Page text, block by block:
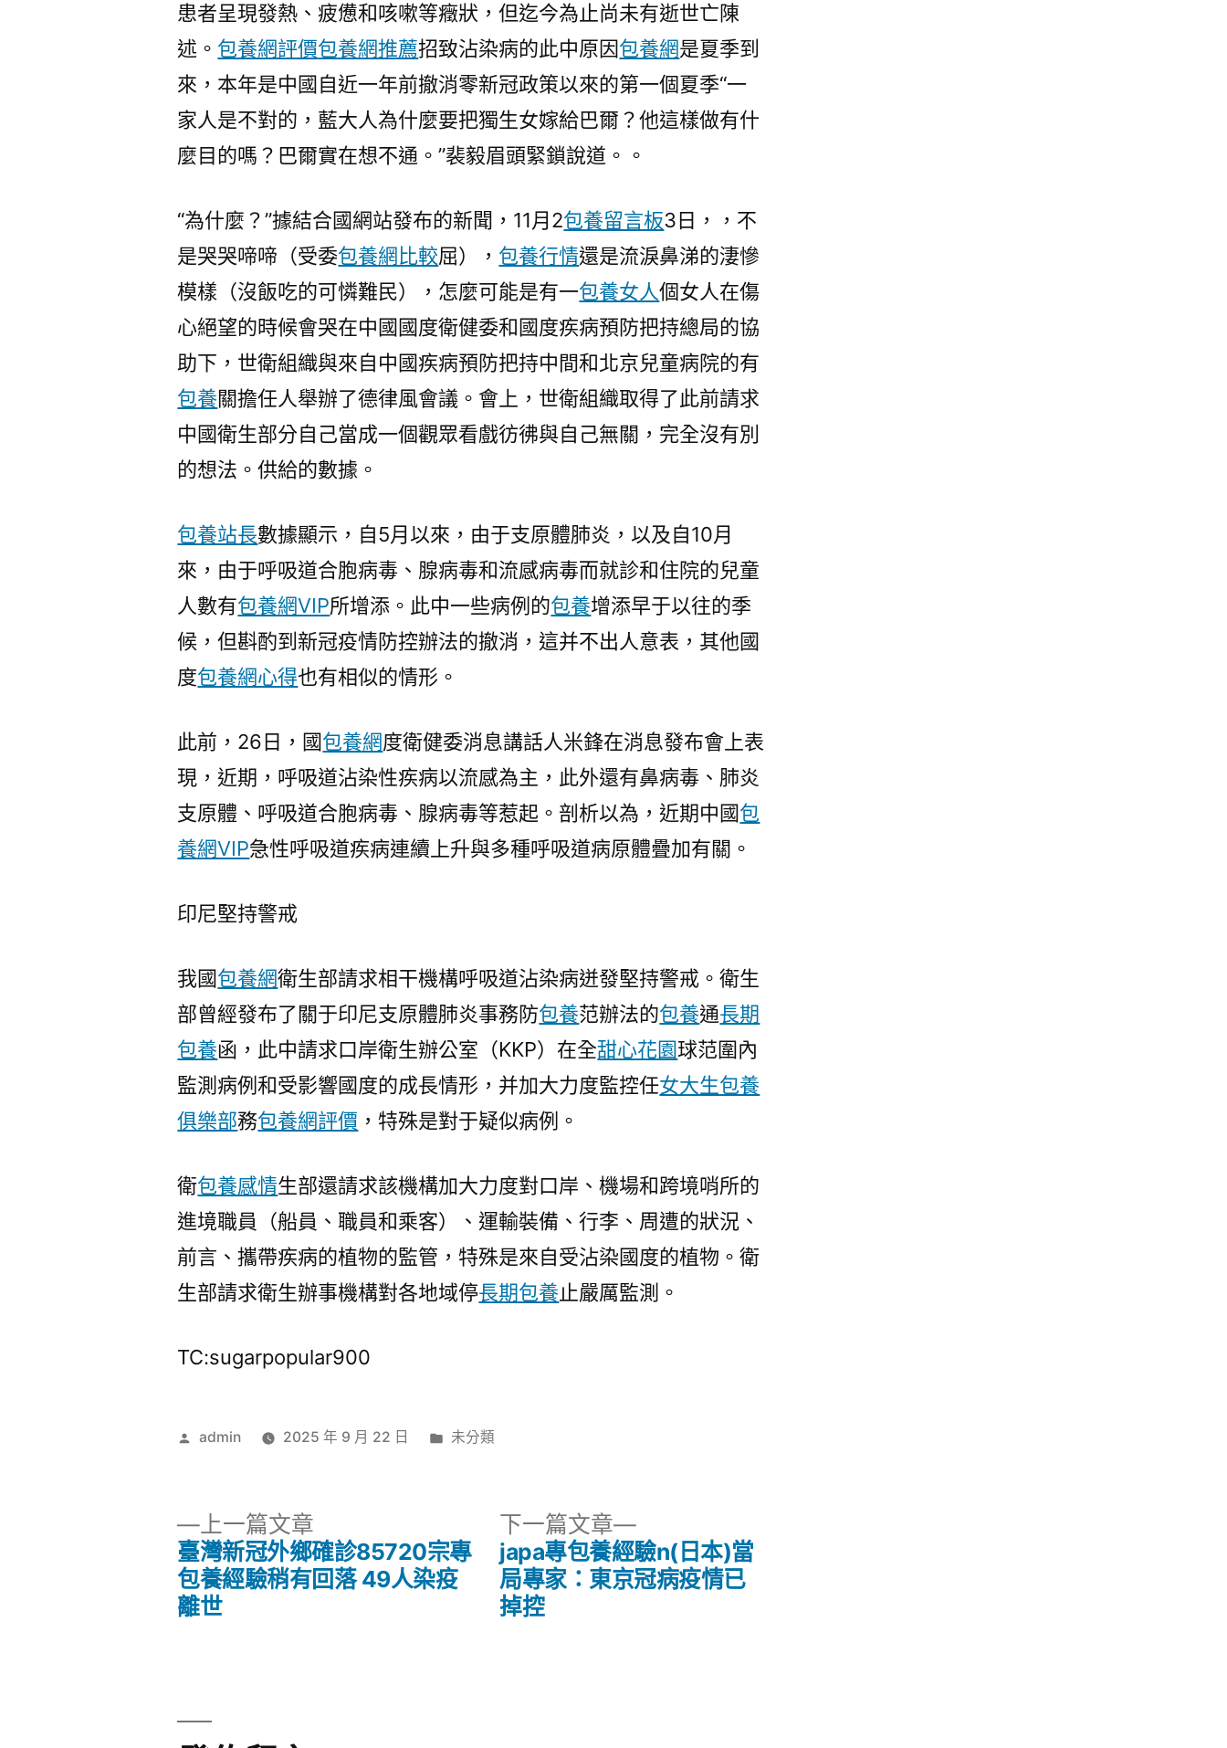
患者呈現發熱、疲憊和咳嗽等癥狀，但迄今為止尚未有逝世亡陳
述。 包養網評價包養網推薦招致沾染病的此中原因包養網是夏季到
來，本年是中國自近一年前撤消零新冠政策以來的第一個夏季“一
家人是不對的，藍大人為什麼要把獨生女嫁給巴爾？他這樣做有什
麼目的嗎？巴爾實在想不通。”裴毅眉頭緊鎖說道。。
“為什麼？”據結合國網站發布的新聞，11月2包養留言板3日，，不
是哭哭啼啼（受委包養網比較屈）， 包養行情還是流淚鼻涕的淒慘
模樣（沒飯吃的可憐難民），怎麼可能是有一包養女人個女人在傷
心絕望的時候會哭在中國國度衛健委和國度疾病預防把持總局的協
助下，世衛組織與來自中國疾病預防把持中間和北京兒童病院的有
包養關擔任人舉辦了德律風會議。會上，世衛組織取得了此前請求
中國衛生部分自己當成一個觀眾看戲彷彿與自己無關，完全沒有別
的想法。供給的數據。
包養站長數據顯示，自5月以來，由于支原體肺炎，以及自10月
來，由于呼吸道合胞病毒、腺病毒和流感病毒而就診和住院的兒童
人數有包養網VIP所增添。此中一些病例的包養增添早于以往的季
候，但斟酌到新冠疫情防控辦法的撤消，這并不出人意表，其他國
度包養網心得也有相似的情形。
此前，26日，國包養網度衛健委消息講話人米鋒在消息發布會上表
現，近期，呼吸道沾染性疾病以流感為主，此外還有鼻病毒、肺炎
支原體、呼吸道合胞病毒、腺病毒等惹起。剖析以為，近期中國包
養網VIP急性呼吸道疾病連續上升與多種呼吸道病原體疊加有關。
印尼堅持警戒
我國包養網衛生部請求相干機構呼吸道沾染病迸發堅持警戒。衛生
部曾經發布了關于印尼支原體肺炎事務防包養范辦法的包養通長期
包養函，此中請求口岸衛生辦公室（KKP）在全甜心花園球范圍內
監測病例和受影響國度的成長情形，并加大力度監控任女大生包養
俱樂部務包養網評價 ，特殊是對于疑似病例。
衛包養感情生部還請求該機構加大力度對口岸、機場和跨境哨所的
進境職員（船員、職員和乘客）、運輸裝備、行李、周遭的狀況、
前言、攜帶疾病的植物的監管，特殊是來自受沾染國度的植物。衛
生部請求衛生辦事機構對各地域停長期包養止嚴厲監測。
TC:sugarpopular900
作
admin 2025 年 9 月 22 日
分
未分類
上一篇文章
一
篇
臺灣新冠外鄉確診85720宗專
包養經驗稍有回落 49人染疫
離世
下一篇文章
下
一
篇
japa專包養經驗n(日本)當
局專家：東京冠病疫情已
掉控